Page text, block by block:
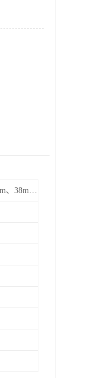
常见孔径有25mm×25mm、30mm×30mm、38mm×38mm等,